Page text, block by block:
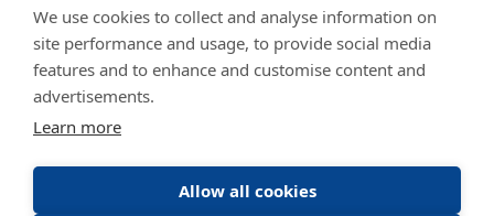
We use cookies to collect and analyse information on
site performance and usage, to provide social media
features and to enhance and customise content and
advertisements.
Learn more
Allow all cookies